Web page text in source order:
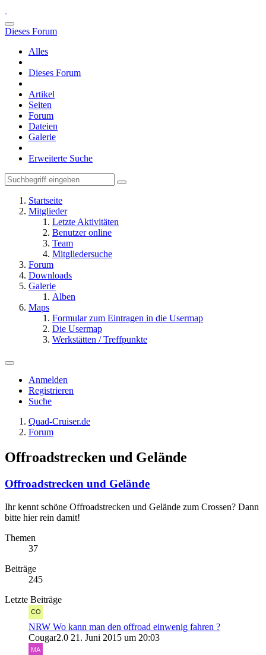
Dieses Forum
Alles
Dieses Forum
Artikel
Seiten
Forum
Dateien
Galerie
Erweiterte Suche
Startseite
Mitglieder
Letzte Aktivitäten
Benutzer online
Team
Mitgliedersuche
Forum
Downloads
Galerie
Alben
Maps
Formular zum Eintragen in die Usermap
Die Usermap
Werkstätten / Treffpunkte
Anmelden
Registrieren
Suche
Quad-Cruiser.de
Forum
Offroadstrecken und Gelände
Offroadstrecken und Gelände
Ihr kennt schöne Offroadstrecken und Gelände zum Crossen? Dann
bitte hier rein damit!
Themen
37
Beiträge
245
Letzte Beiträge
NRW Wo kann man den offroad einwenig fahren ?
Cougar2.0 21. Juni 2015 um 20:03